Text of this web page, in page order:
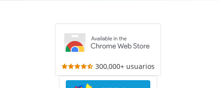
300,000+ usuarios